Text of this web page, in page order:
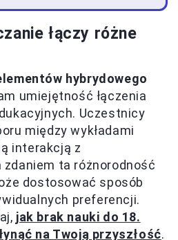
łączy różne
hybrydowego
umiejętność łączenia
Uczestnicy
między wykładami
interakcją z
zdaniem ta różnorodność
dostosować sposób
preferencji.
jak brak nauki do 18.
na Twoją przyszłość.